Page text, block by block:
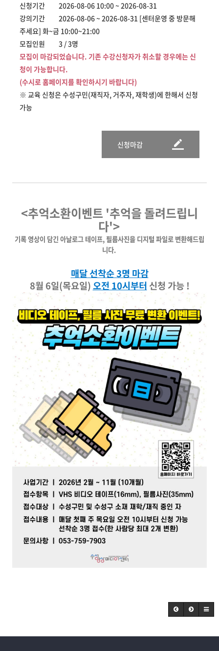
신청기간 2026-08-06 10:00 ~ 2026-08-31
강의기간 2026-08-06 ~ 2026-08-31 [센터운영 중 방문해
주세요] 화~금 10:00~21:00
모집인원 3 / 3명
모집이 마감되었습니다. 기존 수강신청자가 취소할 경우에는 신
청이 가능합니다.
(수시로 홈페이지를 확인하시기 바랍니다)
※ 교육 신청은 수성구민(재직자, 거주자, 재학생)에 한해서 신청
가능
신청마감
<추억소환이벤트 '추억을 돌려드립니
다'>
기록 영상이 담긴 아날로그 테이프, 필름사진을 디지털 파일로 변환해드립
니다.
매달 선착순 3명 마감
8월 6일(목요일)오전 10시부터 신청 가능 !